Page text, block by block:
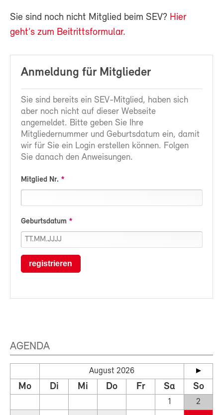
Sie sind noch nicht Mitglied beim SEV? Hier
geht’s zum Beitrittsformular.
Anmeldung für Mitglieder
Sie sind bereits ein SEV-Mitglied, haben sich
aber noch nicht auf dieser Webseite
angemeldet. Bitte geben Sie Ihre
Mitgliedernummer und Geburtsdatum ein, damit
wir für Sie ein Login erstellen können. Folgen
Sie danach den Anweisungen.
Mitglied Nr.
Geburtsdatum
registrieren
AGENDA
August 2026
Mo Di Mi Do Fr Sa So
1
2